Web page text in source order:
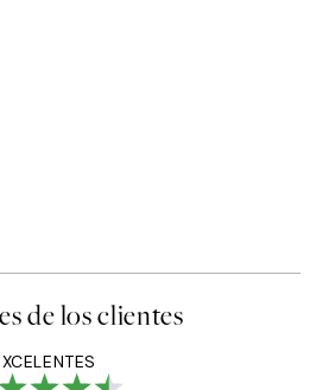
de los clientes